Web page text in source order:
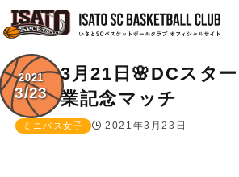
3月21日🌸DCスタ
業記念マッチ
2021
3/23
ミニバス女子 2021年3月23日